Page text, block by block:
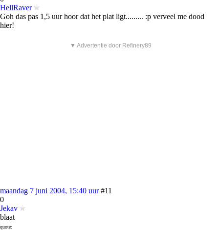
HellRaver
Goh das pas 1,5 uur hoor dat het plat ligt......... :p verveel me dood
hier!
▼ Advertentie door Refinery89
maandag 7 juni 2004, 15:40 uur #11
0
Jekav
blaat
quote: